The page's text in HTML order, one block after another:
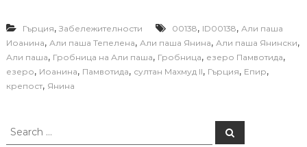
Гърция, Забележителности 00138, ID00138, Али паша
Иоанина, Али паша Тепелена, Али паша Янина, Али паша Янински,
Али паша, Гробница на Али паша, Гробница, езеро Памвотида,
езеро, Иоанина, Памвотида, султан Махмуд II, Гърция, Епир,
крепост, Янина
S
S
e